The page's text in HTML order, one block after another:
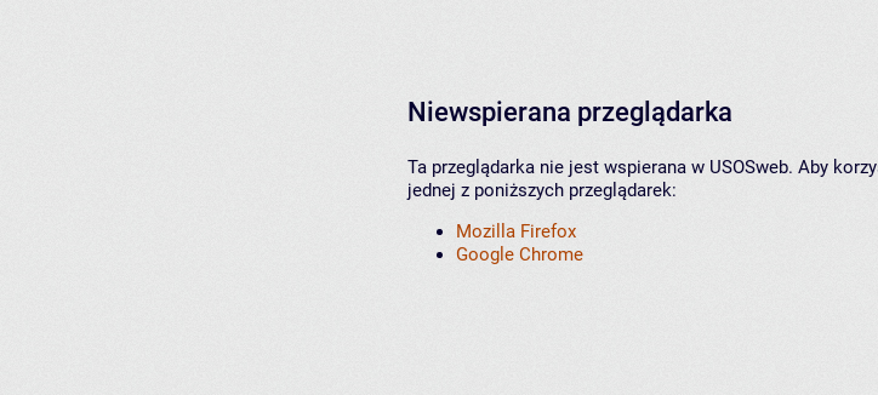
Niewspierana przeglądarka
Ta przeglądarka nie jest wspierana w USOSweb. Aby
jednej z poniższych przeglądarek:
Mozilla Firefox
Google Chrome